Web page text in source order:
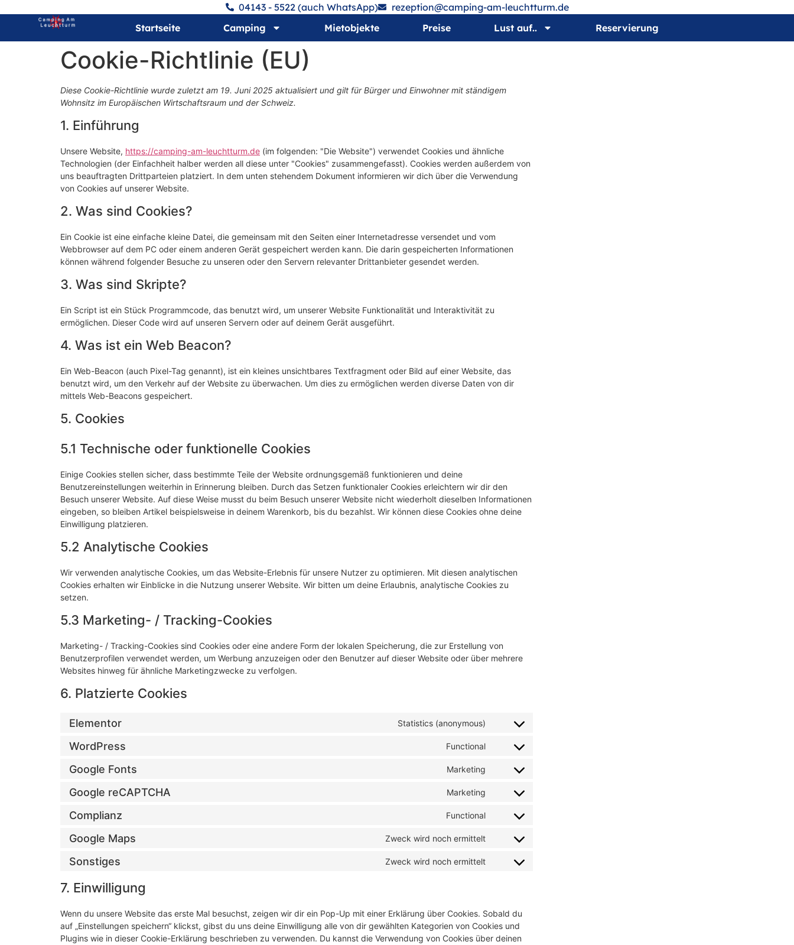
04143 - 5522 (auch WhatsApp)
rezeption@camping-am-leuchtturm.de
Startseite
Camping Mietobjekte Preise Lust auf.. Reservierung
Cookie-Richtlinie (EU)
Diese Cookie-Richtlinie wurde zuletzt am 19. Juni 2025 aktualisiert und gilt für Bürger und Einwohner mit ständigem
Wohnsitz im Europäischen Wirtschaftsraum und der Schweiz.
1. Einführung
Unsere Website, https://camping-am-leuchtturm.de (im folgenden: "Die Website") verwendet Cookies und ähnliche
Technologien (der Einfachheit halber werden all diese unter "Cookies" zusammengefasst). Cookies werden außerdem von
uns beauftragten Drittparteien platziert. In dem unten stehendem Dokument informieren wir dich über die Verwendung
von Cookies auf unserer Website.
2. Was sind Cookies?
Ein Cookie ist eine einfache kleine Datei, die gemeinsam mit den Seiten einer Internetadresse versendet und vom
Webbrowser auf dem PC oder einem anderen Gerät gespeichert werden kann. Die darin gespeicherten Informationen
können während folgender Besuche zu unseren oder den Servern relevanter Drittanbieter gesendet werden.
3. Was sind Skripte?
Ein Script ist ein Stück Programmcode, das benutzt wird, um unserer Website Funktionalität und Interaktivität zu
ermöglichen. Dieser Code wird auf unseren Servern oder auf deinem Gerät ausgeführt.
4. Was ist ein Web Beacon?
Ein Web-Beacon (auch Pixel-Tag genannt), ist ein kleines unsichtbares Textfragment oder Bild auf einer Website, das
benutzt wird, um den Verkehr auf der Website zu überwachen. Um dies zu ermöglichen werden diverse Daten von dir
mittels Web-Beacons gespeichert.
5. Cookies
5.1 Technische oder funktionelle Cookies
Einige Cookies stellen sicher, dass bestimmte Teile der Website ordnungsgemäß funktionieren und deine
Benutzereinstellungen weiterhin in Erinnerung bleiben. Durch das Setzen funktionaler Cookies erleichtern wir dir den
Besuch unserer Website. Auf diese Weise musst du beim Besuch unserer Website nicht wiederholt dieselben Informationen
eingeben, so bleiben Artikel beispielsweise in deinem Warenkorb, bis du bezahlst. Wir können diese Cookies ohne deine
Einwilligung platzieren.
5.2 Analytische Cookies
Wir verwenden analytische Cookies, um das Website-Erlebnis für unsere Nutzer zu optimieren. Mit diesen analytischen
Cookies erhalten wir Einblicke in die Nutzung unserer Website. Wir bitten um deine Erlaubnis, analytische Cookies zu
setzen.
5.3 Marketing- / Tracking-Cookies
Marketing- / Tracking-Cookies sind Cookies oder eine andere Form der lokalen Speicherung, die zur Erstellung von
Benutzerprofilen verwendet werden, um Werbung anzuzeigen oder den Benutzer auf dieser Website oder über mehrere
Websites hinweg für ähnliche Marketingzwecke zu verfolgen.
6. Platzierte Cookies
Elementor Statistics (anonymous)
WordPress Functional
Google Fonts Marketing
Google reCAPTCHA Marketing
Complianz Functional
Google Maps Zweck wird noch ermittelt
Sonstiges Zweck wird noch ermittelt
7. Einwilligung
Wenn du unsere Website das erste Mal besuchst, zeigen wir dir ein Pop-Up mit einer Erklärung über Cookies. Sobald du
auf „Einstellungen speichern“ klickst, gibst du uns deine Einwilligung alle von dir gewählten Kategorien von Cookies und
Plugins wie in dieser Cookie-Erklärung beschrieben zu verwenden. Du kannst die Verwendung von Cookies über deinen